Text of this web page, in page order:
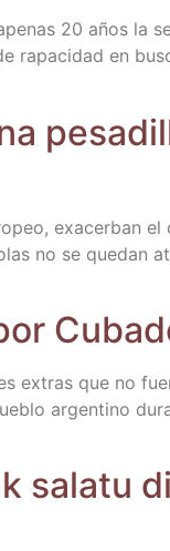
20 años la
en
exa­cer­ban
no se que­dan
extras que no
argen­tino
sala­tu